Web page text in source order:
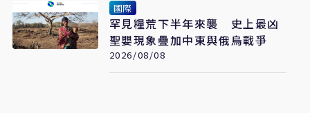
國際
罕見糧荒下半年來襲 史上最凶
聖嬰現象疊加中東與俄烏戰爭
2026/08/08